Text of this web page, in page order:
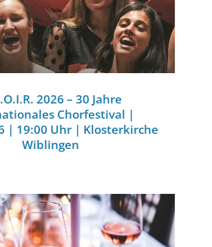
2026 – 30 Jahre
Chorfestival |
| 19:00 Uhr | Klosterkirche
Wiblingen